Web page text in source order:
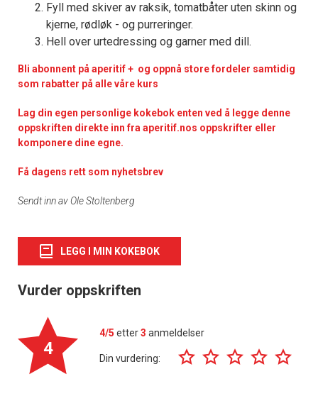
Fyll med skiver av raksik, tomatbåter uten skinn og
kjerne, rødløk - og purreringer.
Hell over urtedressing og garner med dill.
Bli abonnent på aperitif + og oppnå store fordeler samtidig
som rabatter på alle våre kurs
Lag din egen personlige kokebok enten ved å legge denne
oppskriften direkte inn fra aperitif.nos oppskrifter eller
komponere dine egne.
Få dagens rett som nyhetsbrev
Sendt inn av Ole Stoltenberg
LEGG I MIN KOKEBOK
Vurder oppskriften
4
4/5 etter3 anmeldelser
Din vurdering: